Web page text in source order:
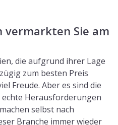
vermarkten Sie am
die aufgrund ihrer Lage
zum besten Preis
Freude. Aber es sind die
Herausforderungen
selbst nach
Branche immer wieder